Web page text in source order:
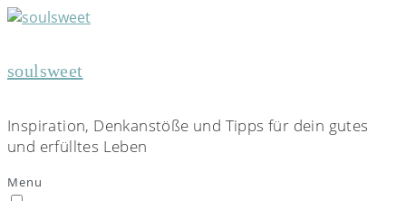
soulsweet
Inspiration, Denkanstöße und Tipps für dein gutes
und erfülltes Leben
Menu